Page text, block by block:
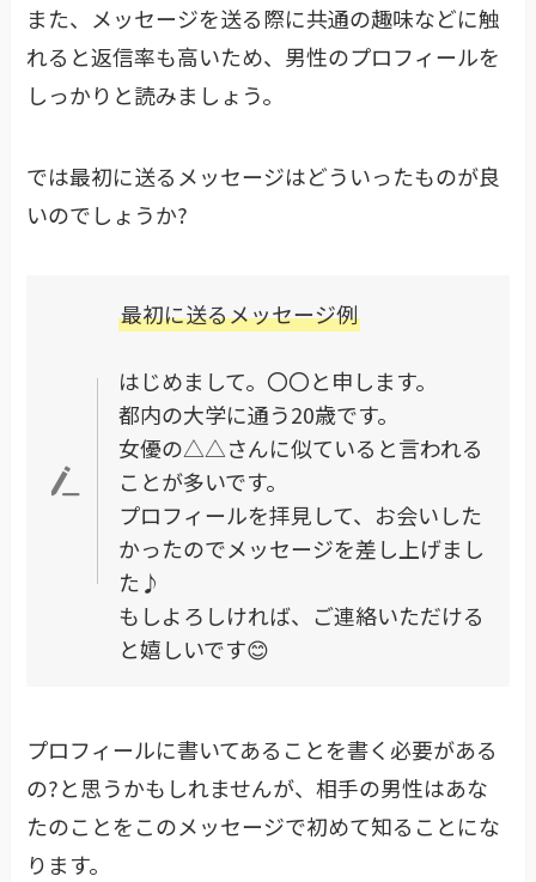
また、メッセージを送る際に共通の趣味などに触
れると返信率も高いため、男性のプロフィールを
しっかりと読みましょう。
では最初に送るメッセージはどういったものが良
いのでしょうか?
最初に送るメッセージ例
はじめまして。〇〇と申します。
都内の大学に通う20歳です。
女優の△△さんに似ていると言われる
ことが多いです。
プロフィールを拝見して、お会いした
かったのでメッセージを差し上げまし
た♪
もしよろしければ、ご連絡いただける
と嬉しいです😊
プロフィールに書いてあることを書く必要がある
の?と思うかもしれませんが、相手の男性はあな
たのことをこのメッセージで初めて知ることにな
ります。